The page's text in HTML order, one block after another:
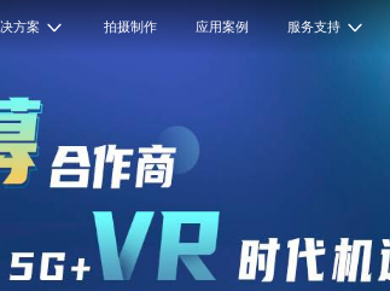
方案 拍摄制作 应用案例 服务支持